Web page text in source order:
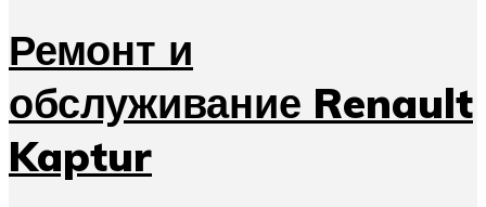
Ремонт и
обслуживание Renault
Kaptur